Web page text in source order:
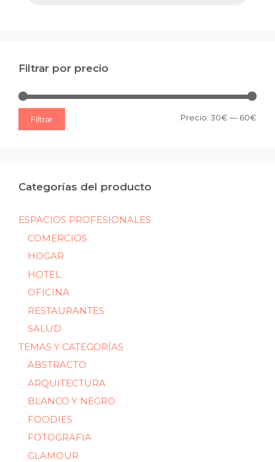
Filtrar por precio
Filtrar Precio: 30€ — 60€
Categorías del producto
ESPACIOS PROFESIONALES
COMERCIOS
HOGAR
HOTEL
OFICINA
RESTAURANTES
SALUD
TEMAS Y CATEGORÍAS
ABSTRACTO
ARQUITECTURA
BLANCO Y NEGRO
FOODIES
FOTOGRAFIA
GLAMOUR